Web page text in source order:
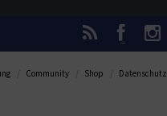
Community Shop Datenschutz